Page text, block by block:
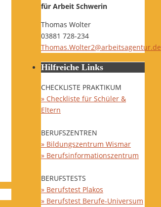
für Arbeit Schwerin
Thomas Wolter
03881 728-234
Thomas.Wolter2@arbeitsagentur.de
Hilfreiche Links
CHECKLISTE PRAKTIKUM
» Checkliste für Schüler &
Eltern
BERUFSZENTREN
» Bildungszentrum Wismar
» Berufsinformationszentrum
BERUFSTESTS
» Berufstest Plakos
» Berufstest Berufe-Universum